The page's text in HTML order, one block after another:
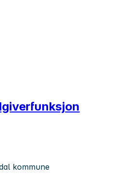
kommune